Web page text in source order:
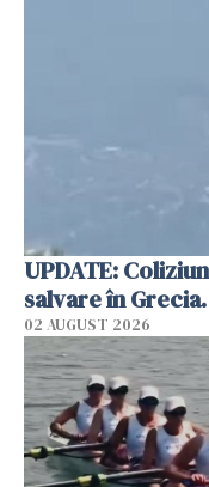
UPDATE:
salvare în
02 AUGUST 2026